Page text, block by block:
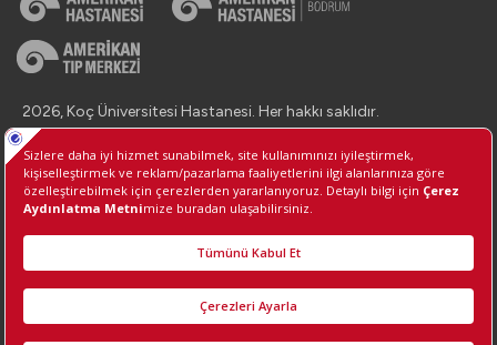
2026, Koç Üniversitesi Hastanesi. Her hakkı saklıdır.
İletişim : +90 (850) 250 8 250
Kişisel Verilerin Korunması
Bilgi Toplumu Hizmetleri
Çerez Tercihlerini Yönetin